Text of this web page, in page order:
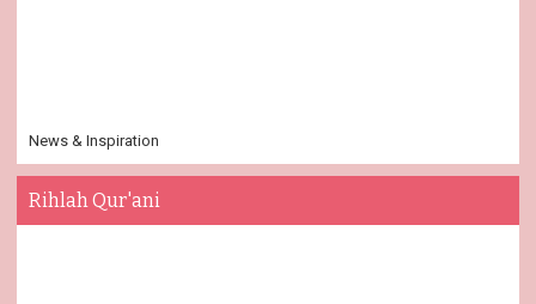
News & Inspiration
Rihlah Qur'ani